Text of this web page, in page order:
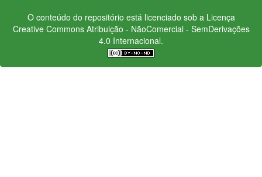
O conteúdo do repositório está licenciado sob a Licença
Creative CommonsAtribuição - NãoComercial - SemDerivações
4.0 Internacional.